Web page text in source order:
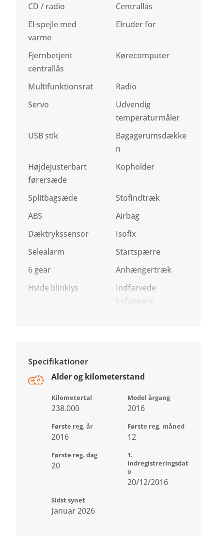
CD / radio
Centrallås
El-spejle med
varme
Elruder for
Fjernbetjent
centrallås
Kørecomputer
Multifunktionsrat
Radio
Servo
Udvendig
temperaturmåler
USB stik
Bagagerumsdække
n
Højdejusterbart
førersæde
Kopholder
Splitbagsæde
Stofindtræk
ABS
Airbag
Dæktrykssensor
Isofix
Selealarm
Startspærre
6 gear
Anhængertræk
Hvide blinklys
Indfarvede
kofangere
Specifikationer
Alder og kilometerstand
Kilometertal
238.000
Model årgang
2016
Første reg. år
2016
Første reg. måned
12
Første reg. dag
20
1.
indregistreringsdat
o
20/12/2016
Sidst synet
Januar 2026